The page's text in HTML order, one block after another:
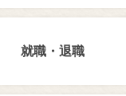
就職・退職